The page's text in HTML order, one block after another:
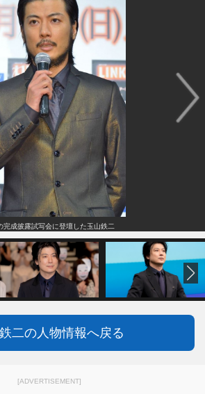
完成披露試写会に登壇した玉山鉄二
二の人物情報へ戻る
[ADVERTISEMENT]